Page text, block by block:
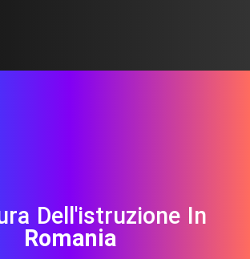
Dell'istruzione In
Romania